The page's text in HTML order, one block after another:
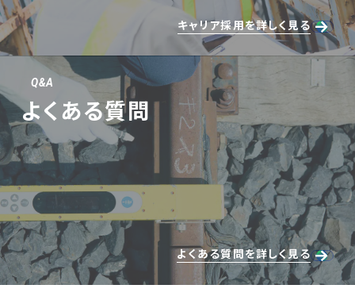
キャリア採用を詳しく見る
Q&A
よくある質問
よくある質問を詳しく見る